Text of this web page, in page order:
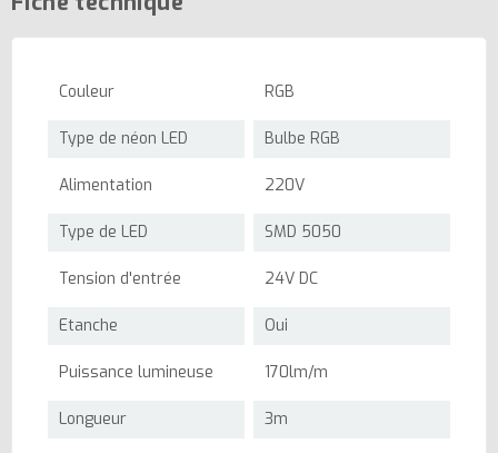
Couleur RGB
Type de néon LED Bulbe RGB
Alimentation 220V
Type de LED SMD 5050
Tension d'entrée 24V DC
Etanche Oui
Puissance lumineuse 170lm/m
Longueur 3m